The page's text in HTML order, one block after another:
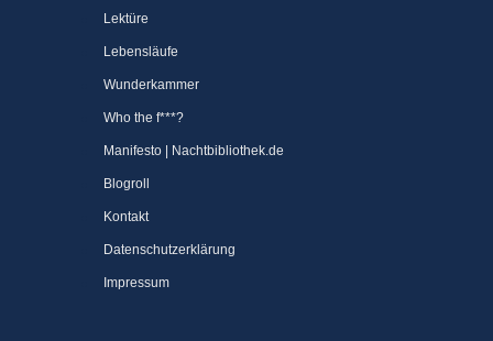
Lektüre
Lebensläufe
Wunderkammer
Who the f***?
Manifesto | Nachtbibliothek.de
Blogroll
Kontakt
Datenschutzerklärung
Impressum